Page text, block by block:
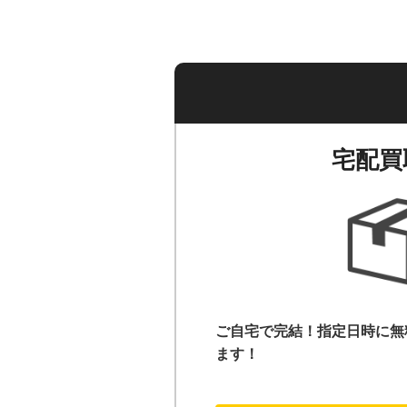
宅配
ご自宅で完結！指定日時に
ます！